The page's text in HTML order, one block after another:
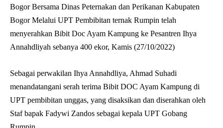
Bogor Bersama Dinas Peternakan dan Perikanan Kabupaten
Bogor Melalui UPT Pembibitan ternak Rumpin telah
menyerahkan Bibit Doc Ayam Kampung ke Pesantren Ihya
Annahdliyah sebanya 400 ekor, Kamis (27/10/2022)
Sebagai perwakilan Ihya Annahdliya, Ahmad Suhadi
menandatangani serah terima Bibit DOC Ayam Kampung di
UPT pembibitan unggas, yang disaksikan dan diserahkan oleh
Staf bapak Fadywi Zandos sebagai kepala UPT Gobang